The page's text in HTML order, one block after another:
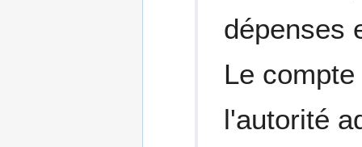
dépenses
Le
l'autorité